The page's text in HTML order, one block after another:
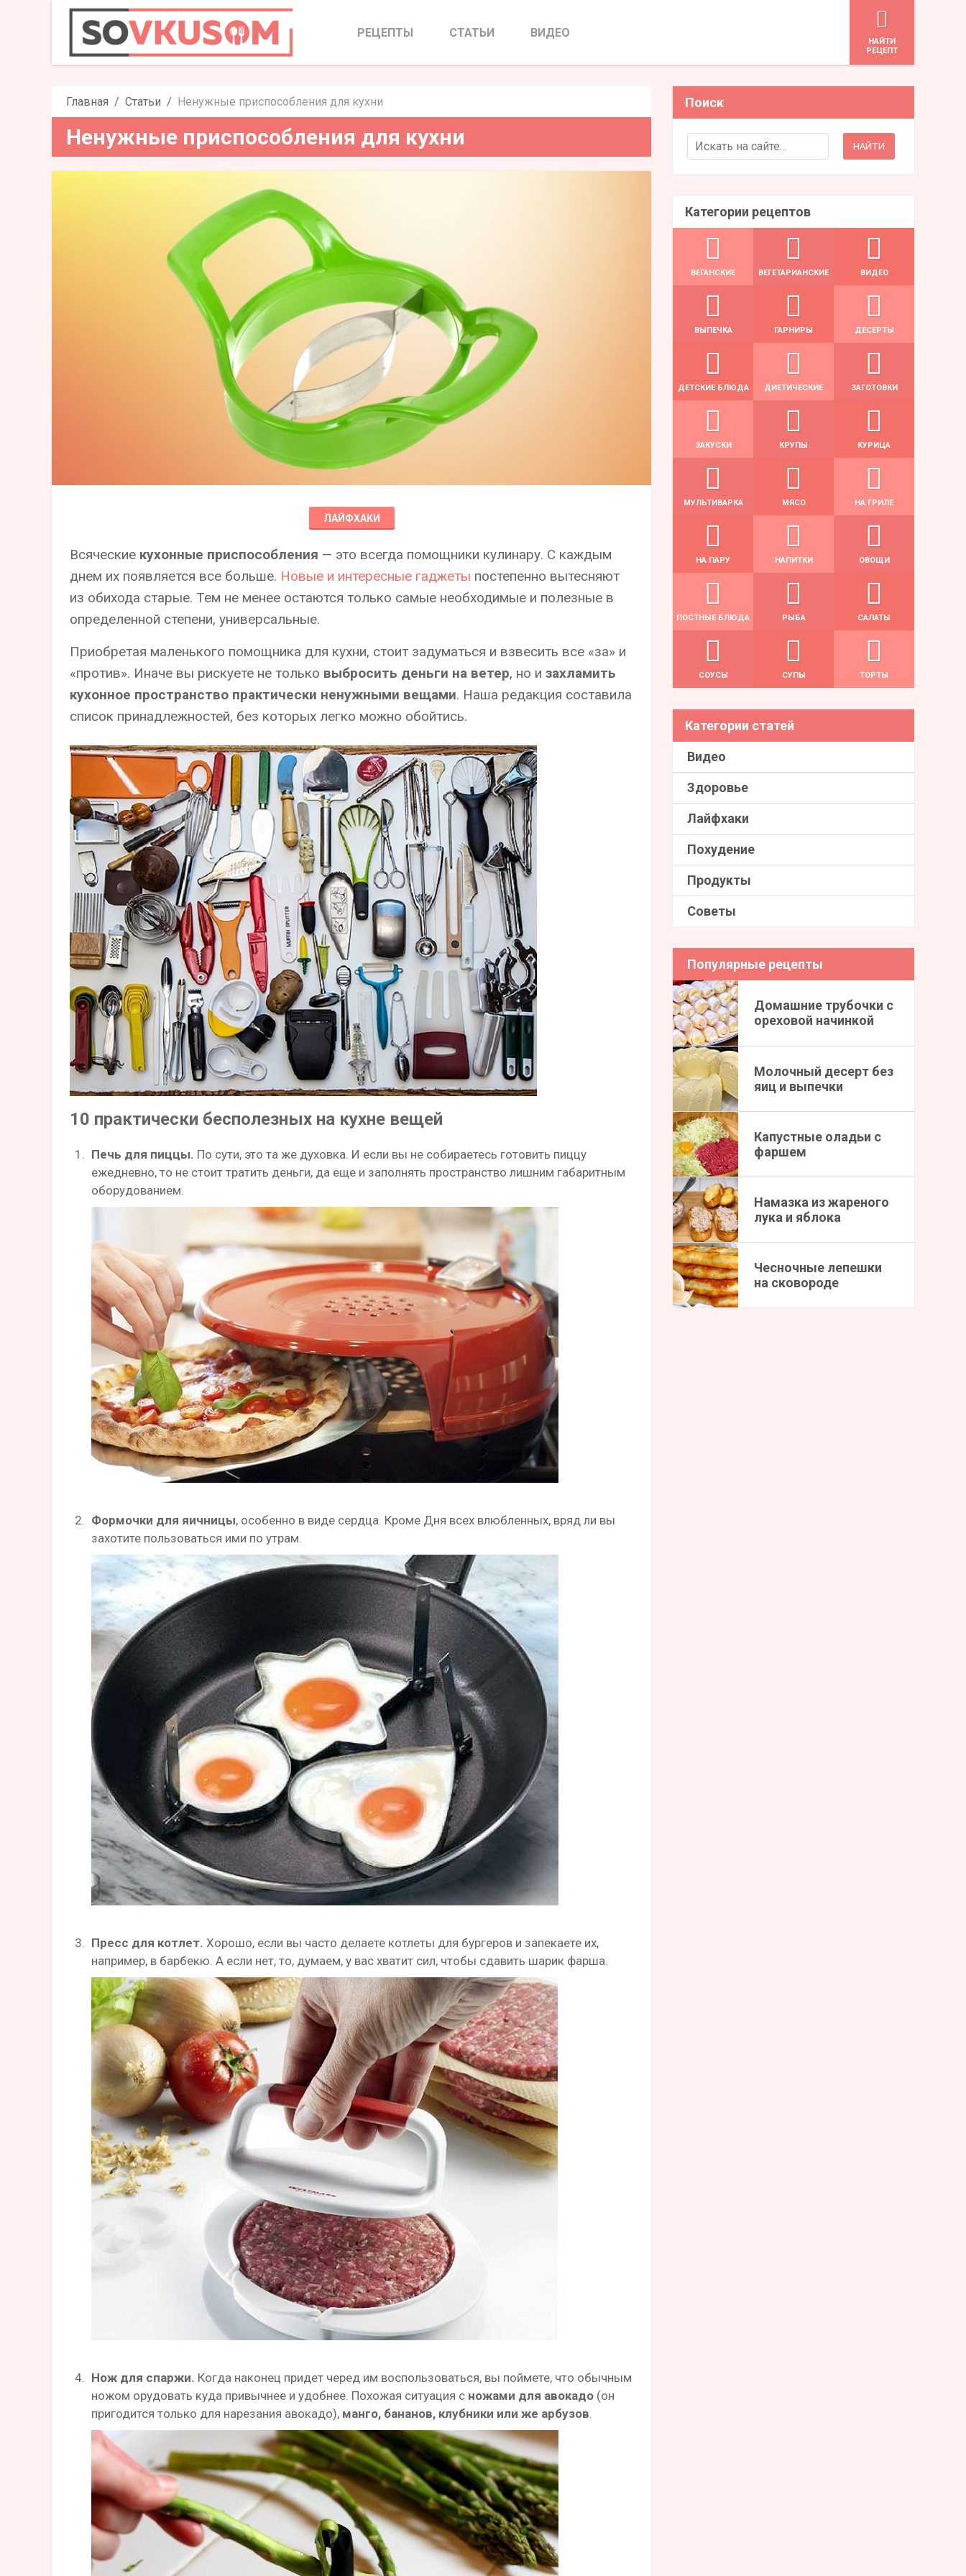
Ненужные приспособления для кухни
РЕЦЕПТЫ СТАТЬИ ВИДЕО
HАЙТИ
РЕЦЕПТ
Главная Статьи Ненужные приспособления для кухни
Ненужные приспособления для кухни
ЛАЙФХАКИ
Всяческие кухонные приспособления — это всегда помощники кулинару. С каждым
днем их появляется все больше. Новые и интересные гаджеты постепенно вытесняют
из обихода старые. Тем не менее остаются только самые необходимые и полезные в
определенной степени, универсальные.
Приобретая маленького помощника для кухни, стоит задуматься и взвесить все «за» и
«против». Иначе вы рискуете не только выбросить деньги на ветер, но и захламить
кухонное пространство практически ненужными вещами. Наша редакция составила
список принадлежностей, без которых легко можно обойтись.
10 практически бесполезных на кухне вещей
Печь для пиццы. По сути, это та же духовка. И если вы не собираетесь готовить пиццу
ежедневно, то не стоит тратить деньги, да еще и заполнять пространство лишним габаритным
оборудованием.
Формочки для яичницы, особенно в виде сердца. Кроме Дня всех влюбленных, вряд ли вы
захотите пользоваться ими по утрам.
Пресс для котлет. Хорошо, если вы часто делаете котлеты для бургеров и запекаете их,
например, в барбекю. А если нет, то, думаем, у вас хватит сил, чтобы сдавить шарик фарша.
Нож для спаржи. Когда наконец придет черед им воспользоваться, вы поймете, что обычным
ножом орудовать куда привычнее и удобнее. Похожая ситуация с ножами для авокадо (он
пригодится только для нарезания авокадо), манго, бананов, клубники или же арбузов
Поиск
Search for:
Категории рецептов
ВЕГАНСКИЕ ВЕГЕТАРИАНСКИЕ ВИДЕО
ВЫПЕЧКА ГАРНИРЫ ДЕСЕРТЫ
ДЕТСКИЕ БЛЮДА ДИЕТИЧЕСКИЕ ЗАГОТОВКИ
ЗАКУСКИ КРУПЫ КУРИЦА
МУЛЬТИВАРКА МЯСО НА ГРИЛЕ
НА ПАРУ НАПИТКИ ОВОЩИ
ПОСТНЫЕ БЛЮДА РЫБА САЛАТЫ
СОУСЫ СУПЫ ТОРТЫ
Категории статей
Видео
Здоровье
Лайфхаки
Похудение
Продукты
Советы
Популярные рецепты
Домашние трубочки с
ореховой начинкой
Молочный десерт без
яиц и выпечки
Капустные оладьи с
фаршем
Намазка из жареного
лука и яблока
Чесночные лепешки
на сковороде